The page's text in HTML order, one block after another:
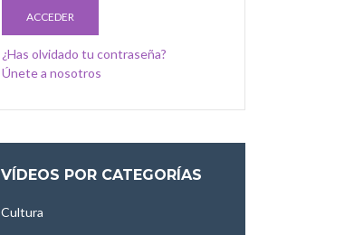
¿Has olvidado tu contraseña?
Únete a nosotros
VÍDEOS POR CATEGORÍAS
Cultura